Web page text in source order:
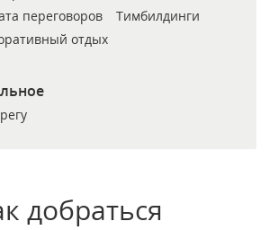
переговоров
Тимбилдинги
отдых
добраться